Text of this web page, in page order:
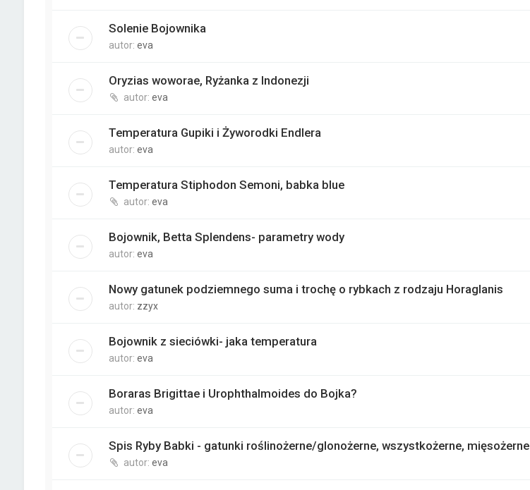
Solenie Bojownika
autor: eva
Oryzias woworae, Ryżanka z Indonezji
autor: eva
Temperatura Gupiki i Żyworodki Endlera
autor: eva
Temperatura Stiphodon Semoni, babka blue
autor: eva
Bojownik, Betta Splendens- parametry wody
autor: eva
Nowy gatunek podziemnego suma i trochę o rybkach z rodzaju Horaglanis
autor: zzyx
Bojownik z sieciówki- jaka temperatura
autor: eva
Boraras Brigittae i Urophthalmoides do Bojka?
autor: eva
Spis Ryby Babki - gatunki roślinożerne/glonożerne, wszystkożerne, mięsożerne
autor: eva